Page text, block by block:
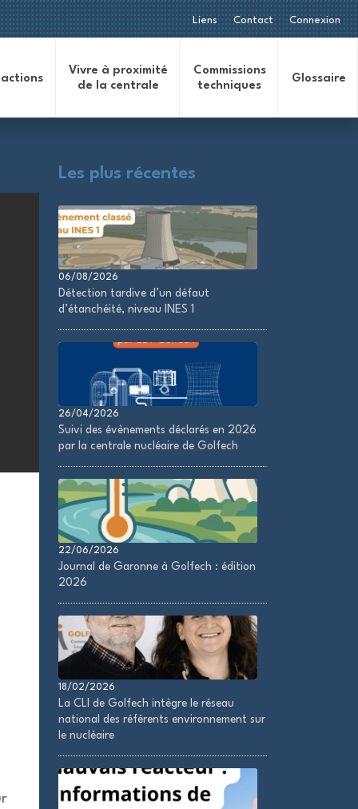
Liens Contact Connexion
actions
Vivre à proximité
de la centrale
Commissions
techniques
Glossaire
Les plus récentes
06/08/2026
Détection tardive d’un défaut
d’étanchéité, niveau INES 1
26/04/2026
Suivi des évènements déclarés en 2026
par la centrale nucléaire de Golfech
22/06/2026
Journal de Garonne à Golfech : édition
2026
18/02/2026
La CLI de Golfech intègre le réseau
national des référents environnement sur
le nucléaire